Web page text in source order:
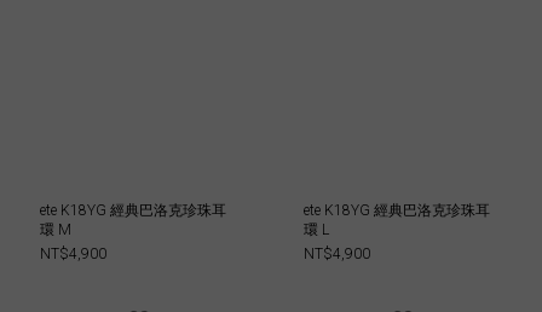
ete K18YG 經典巴洛克珍珠耳
環 M
NT$4,900
ete K18YG 經典巴洛克珍珠耳
環 L
NT$4,900